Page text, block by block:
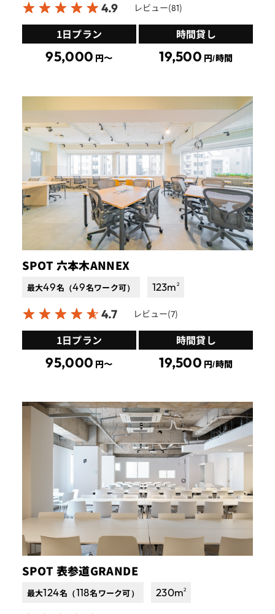
4.9 レビュー(81)
1日プラン
95,000 円〜
時間貸し
19,500 円/時間
SPOT 六本木ANNEX
最大49名（49名ワーク可） 123m 2
4.7 レビュー(7)
1日プラン
95,000 円〜
時間貸し
19,500 円/時間
SPOT 表参道GRANDE
最大124名（118名ワーク可） 230m2